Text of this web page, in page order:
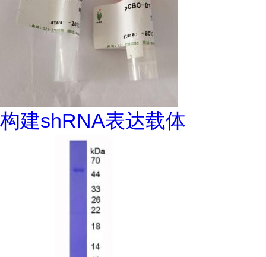
构建shRNA表达载体